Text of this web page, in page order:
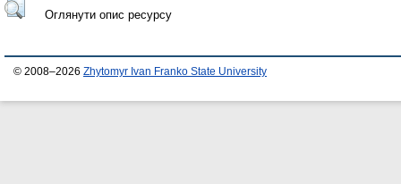
Оглянути опис ресурсу
© 2008–2026 Zhytomyr Ivan Franko State University